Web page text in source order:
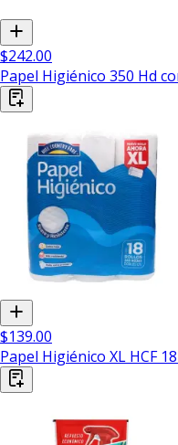
$242.00
Papel Higiénico 350 Hd
$139.00
Papel Higiénico XL HCF